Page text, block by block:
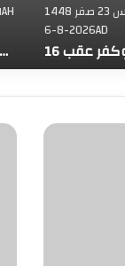
73,382 شهيدا منذ بدء حرب الإبادة على قطاع غزة
الخميس 23 صفر 1448AH
6-8-2026AD
ع